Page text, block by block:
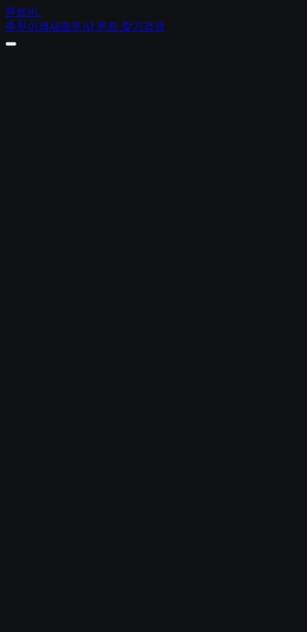
폰트비 .
추천 이색새로운AI 폰트 찾기 검색